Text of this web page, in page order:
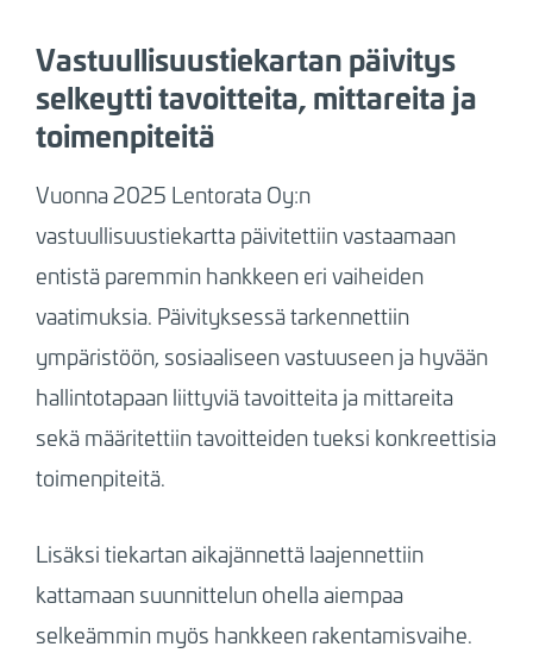
Vastuullisuustiekartan päivitys
selkeytti tavoitteita, mittareita ja
toimenpiteitä
Vuonna 2025 Lentorata Oy:n
vastuullisuustiekartta päivitettiin vastaamaan
entistä paremmin hankkeen eri vaiheiden
vaatimuksia. Päivityksessä tarkennettiin
ympäristöön, sosiaaliseen vastuuseen ja hyvään
hallintotapaan liittyviä tavoitteita ja mittareita
sekä määritettiin tavoitteiden tueksi konkreettisia
toimenpiteitä.
Lisäksi tiekartan aikajännettä laajennettiin
kattamaan suunnittelun ohella aiempaa
selkeämmin myös hankkeen rakentamisvaihe.